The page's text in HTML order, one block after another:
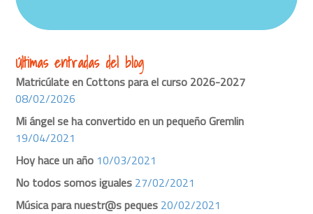
Últimas entradas del blog
Matricúlate en Cottons para el curso 2026-2027
08/02/2026
Mi ángel se ha convertido en un pequeño Gremlin
19/04/2021
Hoy hace un año 10/03/2021
No todos somos iguales 27/02/2021
Música para nuestr@s peques 20/02/2021